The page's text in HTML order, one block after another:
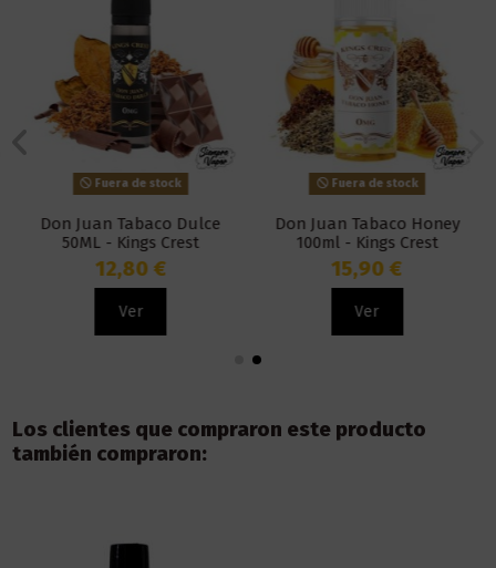
Fuera de stock
Don Juan Tabaco Dulce
50ML - Kings Crest
12,80 €
Ver
Fuera de stock
Don Juan Tabaco Honey
100ml - Kings Crest
15,90 €
Ver
Los clientes que compraron este producto
también compraron: